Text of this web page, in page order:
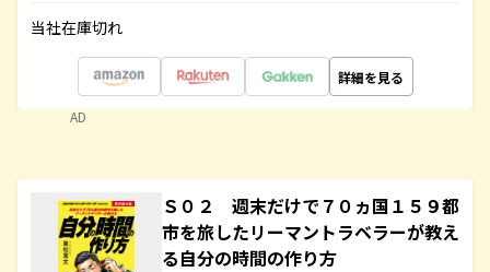
当社在庫切れ
詳細を見る
AD
Ｓ０２ 週末だけで７０ヵ国１５９都
市を旅したリーマントラベラーが教え
る自分の時間の作り方